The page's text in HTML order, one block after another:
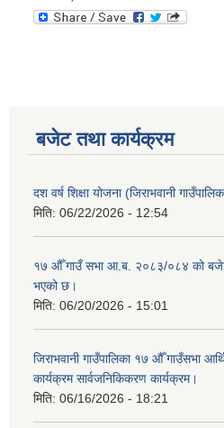
बजेट तथा कार्यक्रम
दश वर्ष शिक्षा योजना (जिराभवानी
मिति: 06/22/2026 - 12:54
१७ औँ गाउँ सभा आ.ब. २०८३/०८४ को
भएको छ।
मिति: 06/20/2026 - 15:01
जिराभवानी गाउँपालिका १७ औँ गाउँसभा
कार्यक्रम सार्वजनिकिकरण कार्यक्रम।
मिति: 06/16/2026 - 18:21